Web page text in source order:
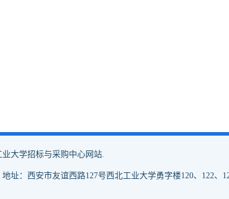
大学招标与采购中心网站.
址：西安市友谊西路127号西北工业大学勇字楼120、122、